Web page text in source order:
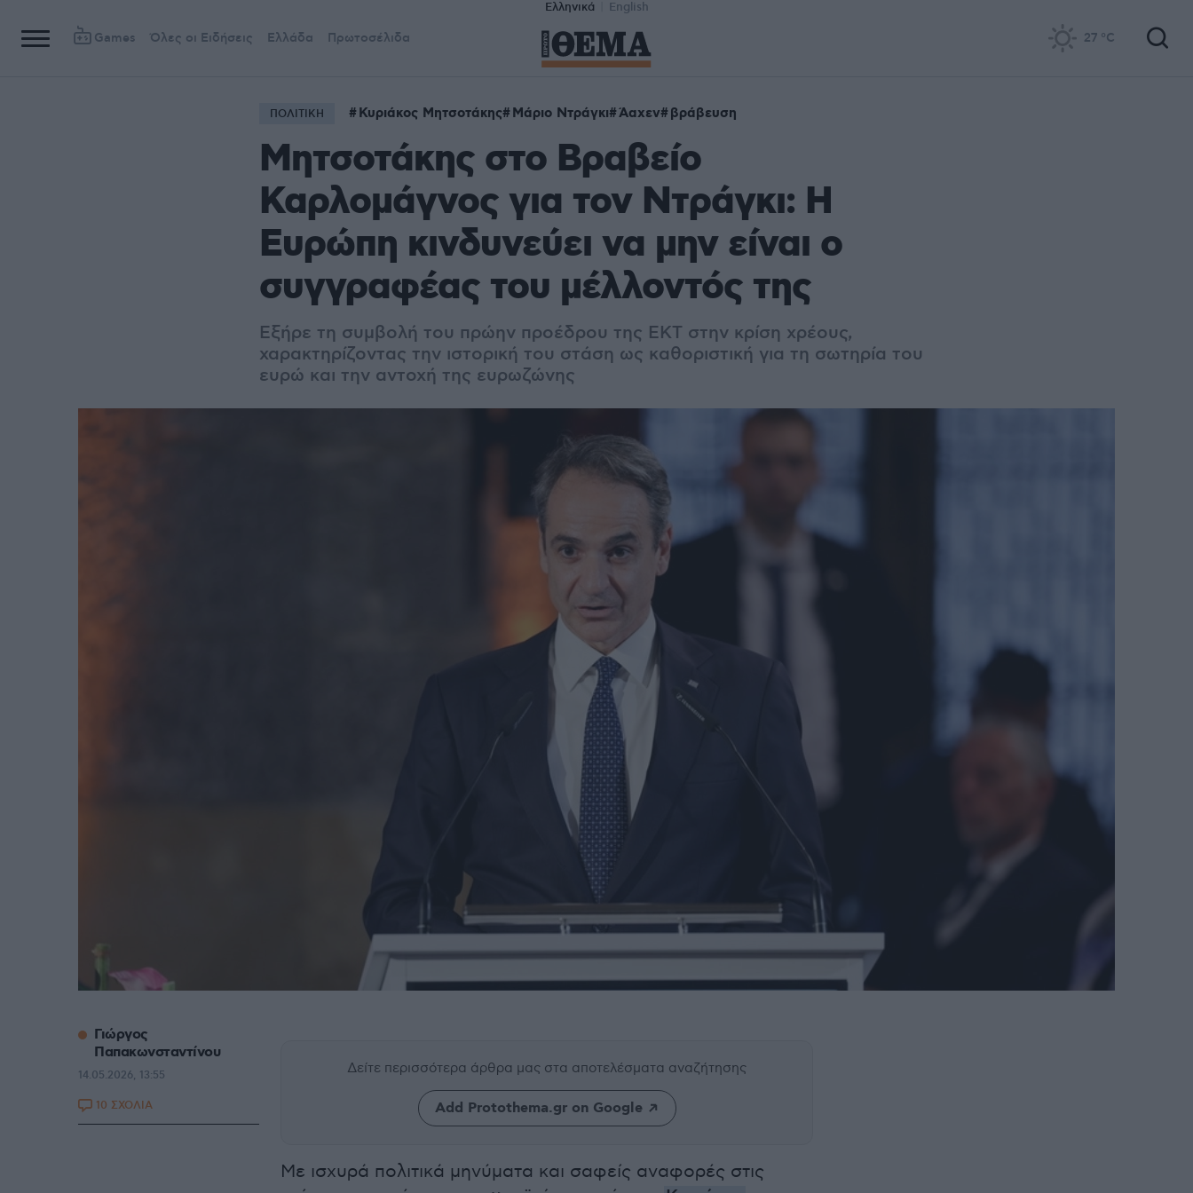
Ελληνικά English
Games Όλες οι Ειδήσεις Ελλάδα Πρωτοσέλιδα 27 °C
ΠΟΛΙΤΙΚΗ Κυριάκος Μητσοτάκης Μάριο Ντράγκι Άαχεν βράβευση
Μητσοτάκης στο Βραβείο
Καρλομάγνος για τον Ντράγκι: Η
Ευρώπη κινδυνεύει να μην είναι ο
συγγραφέας του μέλλοντός της
Εξήρε τη συμβολή του πρώην προέδρου της ΕΚΤ στην κρίση χρέους,
χαρακτηρίζοντας την ιστορική του στάση ως καθοριστική για τη σωτηρία του
ευρώ και την αντοχή της ευρωζώνης
Δείτε περισσότερα άρθρα μας στα αποτελέσματα αναζήτησης
Add Protothema.gr on Google
Με ισχυρά πολιτικά μηνύματα και σαφείς αναφορές στις
Γιώργος
Παπακωνσταντίνου
14.05.2026, 13:55
10 ΣΧΟΛΙΑ